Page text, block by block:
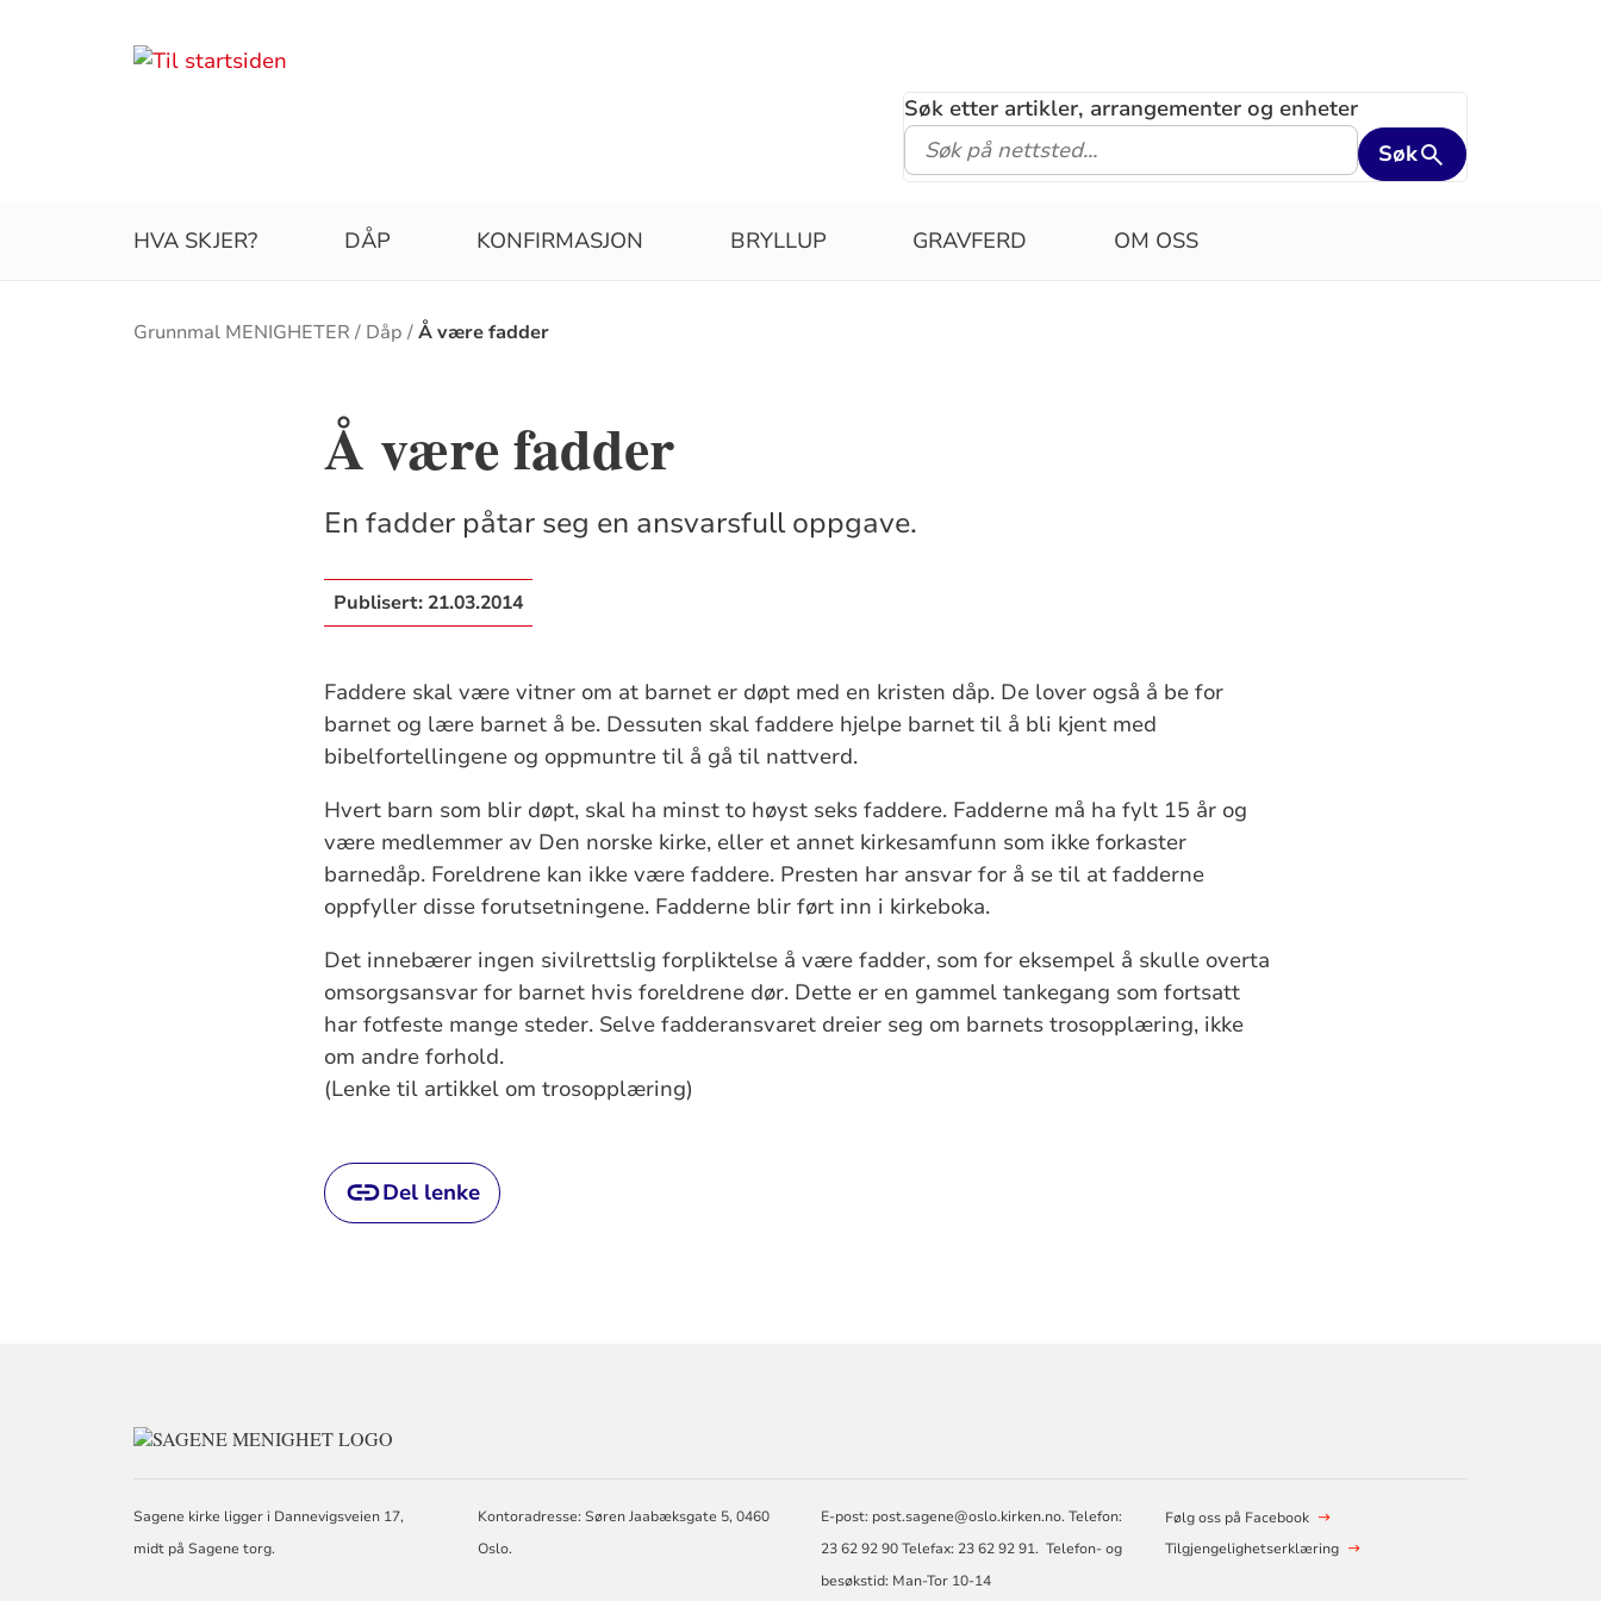
Søk etter artikler, arrangementer og enheter
Søk
HVA SKJER? DÅP KONFIRMASJON BRYLLUP GRAVFERD OM OSS
Brødsmulesti
Grunnmal MENIGHETER Dåp Å være fadder
Å være fadder
En fadder påtar seg en ansvarsfull oppgave.
Publisert: 21.03.2014
Faddere skal være vitner om at barnet er døpt med en kristen dåp. De lover også å be for
barnet og lære barnet å be. Dessuten skal faddere hjelpe barnet til å bli kjent med
bibelfortellingene og oppmuntre til å gå til nattverd.
Hvert barn som blir døpt, skal ha minst to høyst seks faddere. Fadderne må ha fylt 15 år og
være medlemmer av Den norske kirke, eller et annet kirkesamfunn som ikke forkaster
barnedåp. Foreldrene kan ikke være faddere. Presten har ansvar for å se til at fadderne
oppfyller disse forutsetningene. Fadderne blir ført inn i kirkeboka.
Det innebærer ingen sivilrettslig forpliktelse å være fadder, som for eksempel å skulle overta
omsorgsansvar for barnet hvis foreldrene dør. Dette er en gammel tankegang som fortsatt
har fotfeste mange steder. Selve fadderansvaret dreier seg om barnets trosopplæring, ikke
om andre forhold.
(Lenke til artikkel om trosopplæring)
Del lenke
Sagene kirke ligger i Dannevigsveien 17,
midt på Sagene torg.
Kontoradresse: Søren Jaabæksgate 5, 0460
Oslo.
E-post: post.sagene@oslo.kirken.no. Telefon:
23 62 92 90 Telefax: 23 62 92 91. Telefon- og
besøkstid: Man-Tor 10-14
Følg oss på Facebook
Tilgjengelighetserklæring